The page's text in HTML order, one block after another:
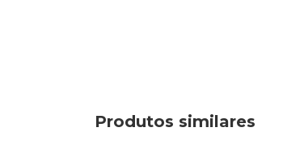
Produtos similares